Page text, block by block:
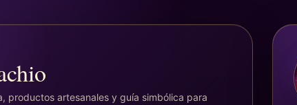
productos artesanales y guía simbólica para